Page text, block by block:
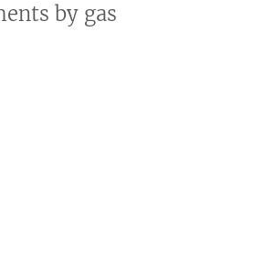
by gas